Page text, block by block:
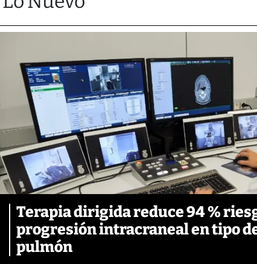
Terapia dirigida reduce 94 %
progresión intracraneal en tipo
pulmón